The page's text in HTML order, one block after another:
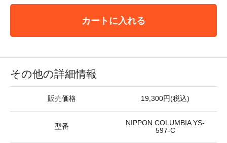
カートに入れる
その他の詳細情報
販売価格 19,300円(税込)
型番
NIPPON COLUMBIA YS-
597-C